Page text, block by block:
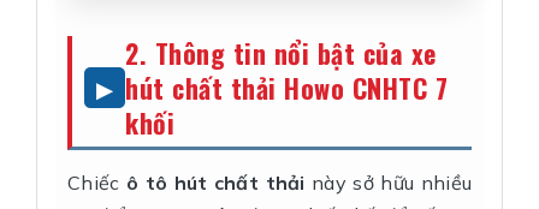
2. Thông tin nổi bật của xe
hút chất thải Howo CNHTC 7
khối
Chiếc ô tô hút chất thải này sở hữu nhiều